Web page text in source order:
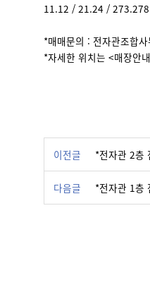
11.12 / 21.24 /
*매매문의 : 전자관조합
*자세한 위치는 <매장안
이전글 *전자관 2층
다음글 *전자관 1층